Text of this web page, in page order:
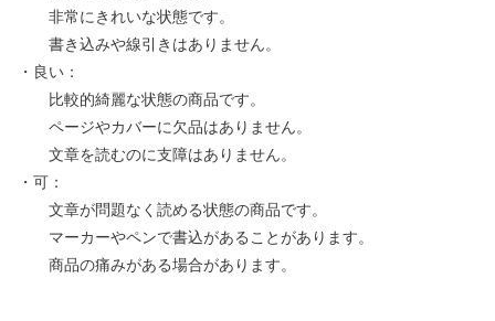
非常にきれいな状態です。
書き込みや線引きはありません。
・良い：
比較的綺麗な状態の商品です。
ページやカバーに欠品はありません。
文章を読むのに支障はありません。
・可：
文章が問題なく読める状態の商品です。
マーカーやペンで書込があることがあります。
商品の痛みがある場合があります。